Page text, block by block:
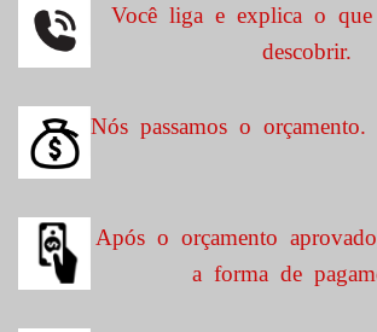
Você liga e explica o que
descobrir.
Nós passamos o orçamento.
Após o orçamento
a forma de